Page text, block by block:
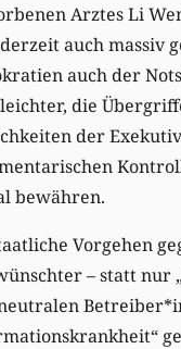
Arztes Li
auch massiv
auch der
die
der
bewähren.
Vorgehen
– statt nur